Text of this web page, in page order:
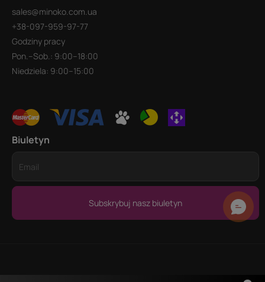
sales@minoko.com.ua
+38-097-959-97-77
Godziny pracy
Pon.–Sob.: 9:00–18:00
Niedziela: 9:00–15:00
Biuletyn
Subskrybuj nasz biuletyn